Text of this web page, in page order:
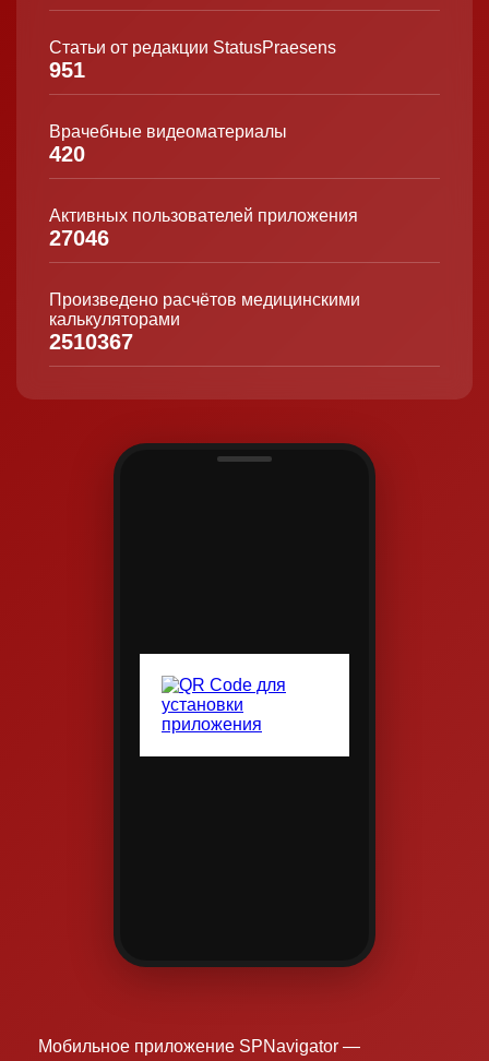
Статьи от редакции StatusPraesens
951
Врачебные видеоматериалы
420
Активных пользователей приложения
27046
Произведено расчётов медицинскими
калькуляторами
2510367
Мобильное приложение SPNavigator —